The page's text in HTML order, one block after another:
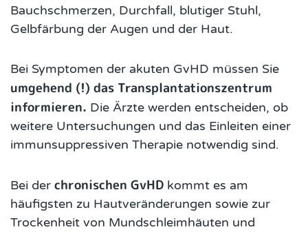
Bauchschmerzen, Durchfall, blutiger Stuhl,
Gelbfärbung der Augen und der Haut.
Bei Symptomen der akuten GvHD müssen Sie
umgehend (!) das Transplantationszentrum
informieren. Die Ärzte werden entscheiden, ob
weitere Untersuchungen und das Einleiten einer
immunsuppressiven Therapie notwendig sind.
Bei der chronischen GvHD kommt es am
häufigsten zu Hautveränderungen sowie zur
Trockenheit von Mundschleimhäuten und